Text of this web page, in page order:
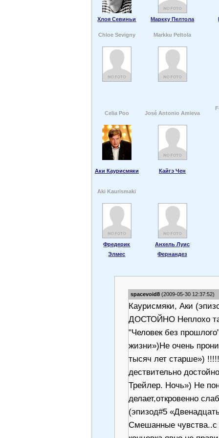
Хлоя Севиньи Маркку Пелтола
Chloe Sevigny Markku Peltola
Celia Poo José Antonio Amieva
Аки Каурисмяки Кайгэ Чен
Aki Kaurismaki
Фредерик
Элмес
Анхель Луис
Фернандез
spacevoid8 (2009-05-30 12:37:52)
Каурисмяки, Аки
ДОСТОЙНО Неплохо
"Человек без
жизни»)Не очень
тысяч лет старше»)
дествительно
Трейлер. Ночь») Не
делает,откровенно
(эпизод#5
Смешанные чувства..с